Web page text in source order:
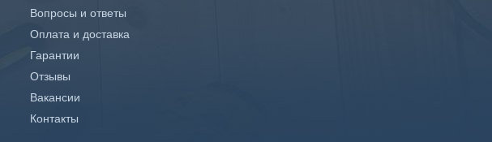
Вопросы и ответы
Оплата и доставка
Гарантии
Отзывы
Вакансии
Контакты